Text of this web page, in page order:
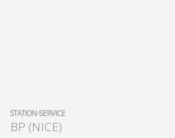
STATION-SERVICE
BP (NICE)